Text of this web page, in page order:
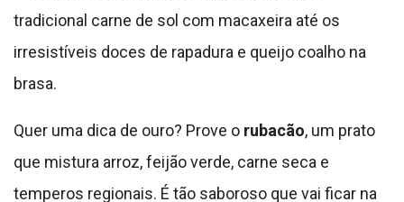
tradicional carne de sol com macaxeira até os
irresistíveis doces de rapadura e queijo coalho na
brasa.
Quer uma dica de ouro? Prove o rubacão, um prato
que mistura arroz, feijão verde, carne seca e
temperos regionais. É tão saboroso que vai ficar na